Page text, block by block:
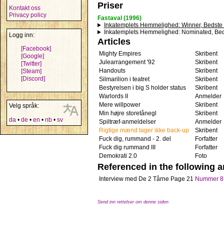
Kontakt oss
Privacy policy
Logg inn:
[Facebook]
[Google]
[Twitter]
[Steam]
[Discord]
Velg språk:
da • de • en • nb • sv
Priser
Fastaval (1996)
Inkatemplets Hemmelighed : Winner,
Inkatemplets Hemmelighed : Nominated,
Articles
Mighty Empires
Skribent
Julearrangement '92
Skribent
Handouts
Skribent
Silmarilion i teatret
Skribent
Bestyrelsen i big S holder status
Skribent
Warlords II
Anmelder
Mere willpower
Skribent
Min højre storetånegl
Skribent
Spiltræf-anmeldelser
Anmelder
Rigtige mænd tager ikke back-up
Skribent
Fuck dig, rummand - 2. del
Forfatter
Fuck dig rummand III
Forfatter
Demokrati 2.0
Foto
Referenced in the following
Interview med De 2 Tårne Page 21 Nummer 8
Send inn rettelser om denne siden